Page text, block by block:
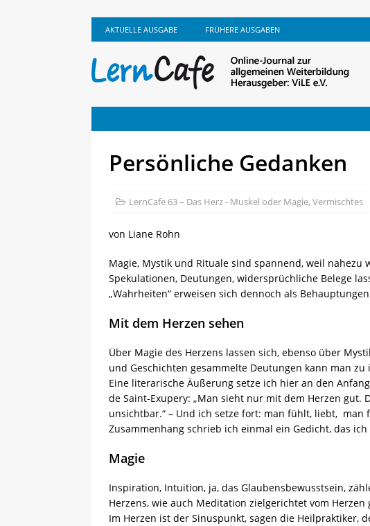
AKTUELLE AUSGABE FRÜHERE AUSGABEN
Persönliche Gedanken
LernCafe 63 – Das Herz - Muskel oder Magie, Vermischtes
von Liane Rohn
Magie, Mystik und Rituale sind spannend, weil nahezu
Spekulationen, Deutungen, widersprüchliche Belege
„Wahrheiten“ erweisen sich dennoch als
Mit dem Herzen sehen
Über Magie des Herzens lassen sich, ebenso über
und Geschichten gesammelte Deutungen kann man
Eine literarische Äußerung setze ich hier an den
de Saint-Exupery: „Man sieht nur mit dem Herzen gut.
unsichtbar.“ – Und ich setze fort: man fühlt, liebt,
Zusammenhang schrieb ich einmal ein Gedicht, das
Magie
Inspiration, Intuition, ja, das Glaubensbewusstsein,
Herzens, wie auch Meditation zielgerichtet vom Herzen
Im Herzen ist der Sinuspunkt, sagen die Heilpraktiker,